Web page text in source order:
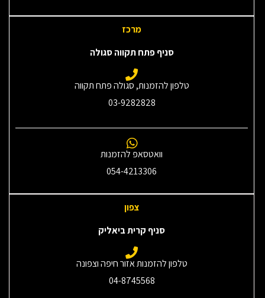
מרכז
סניף פתח תקווה סגולה
טלפון להזמנות, סגולה פתח תקווה
03-9282828
וואטסאפ להזמנות
054-4213306
צפון
סניף קרית ביאליק
טלפון להזמנות אזור חיפה וצפונה
04-8745568